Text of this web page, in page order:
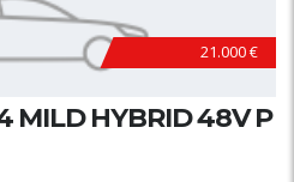
21.000 €
MILD HYBRID 48V P